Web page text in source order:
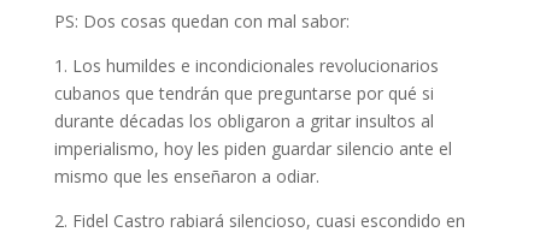
PS: Dos cosas quedan con mal sabor:
1. Los humildes e incondicionales revolucionarios
cubanos que tendrán que preguntarse por qué si
durante décadas los obligaron a gritar insultos al
imperialismo, hoy les piden guardar silencio ante el
mismo que les enseñaron a odiar.
2. Fidel Castro rabiará silencioso, cuasi escondido en